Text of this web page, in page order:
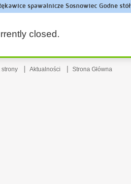
spawalnicze Sosnowiec Godne
closed.
strony Aktualności Strona Główna